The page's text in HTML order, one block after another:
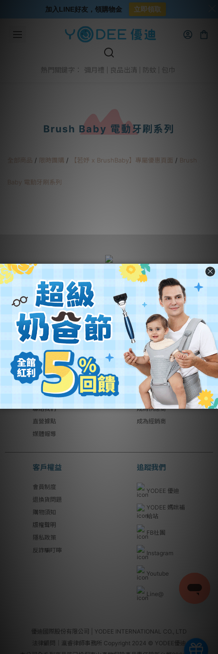
熱門關鍵字： 彌月禮 良品出清 防蚊 包巾
Brush Baby 電動牙刷系列
全部商品 / 限時團購 / 【若妤 x BrushBaby】專屬優惠頁面 / Brush
Baby 電動牙刷系列
營業名稱：優迪國際股份有限公司
公司統編：54342742
公司地址：新北市汐止區新台五路一段102號21樓
客服電話：(02) 2696-1681
客服時間：週一至週五 9:00~18:00
關於優迪
關於我們
異業合作
工作機會
聯絡我們
直營據點
媒體報導
銷售合作
品牌總覽
品牌代理
創作者募集
成為供應商
成為經銷商
客戶權益
會員制度
退換貨問題
購物須知
版權聲明
隱私政策
反詐騙叮嚀
追蹤我們
YODEE 優迪
YODEE 媽咪補
給站
FB社團
Instagram
Youtube
Line@
優迪國際股份有限公司 | YODEE INTERNATIONAL CO., LTD
法律顧問｜瀛睿律師事務所 Copyright 2024 © YODEE優迪
加入LINE好友，領購物金 立即領取